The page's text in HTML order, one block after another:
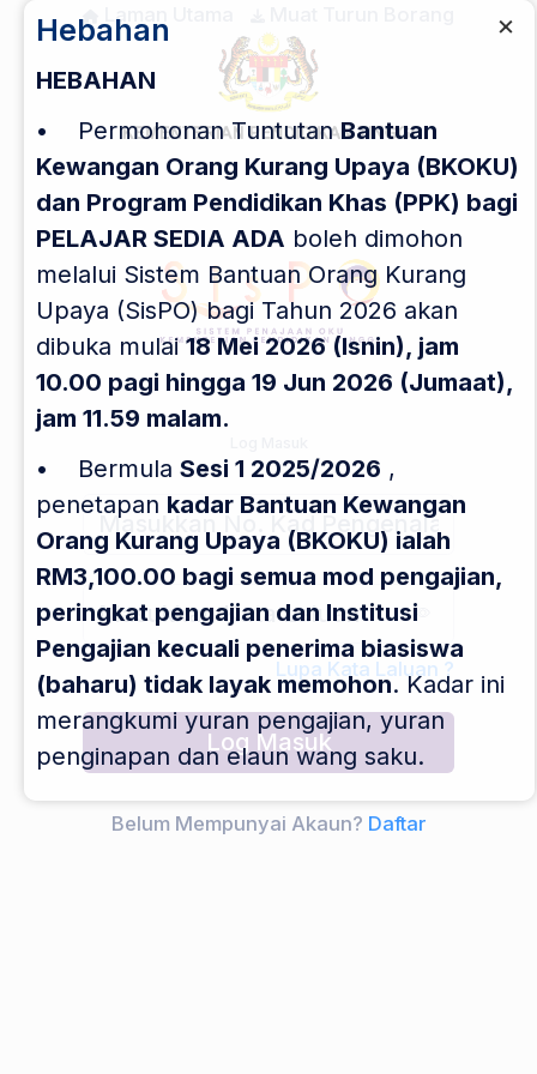
Laman Utama
Lupa Kata Laluan ?
Log Masuk
Belum Mempunyai Akaun? Daftar
×
Hebahan
HEBAHAN
• Permohonan TuntutanBantuan
Kewangan Orang Kurang Upaya (BKOKU)
dan Program Pendidikan Khas (PPK) bagi
PELAJAR SEDIA ADA boleh dimohon
melalui Sistem Bantuan Orang Kurang
Upaya (SisPO) bagi Tahun 2026 akan
dibuka mulai18 Mei 2026 (Isnin), jam
10.00 pagi hingga 19 Jun 2026 (Jumaat),
jam 11.59 malam.
• Bermula Sesi 1 2025/2026 ,
penetapan kadar Bantuan Kewangan
Orang Kurang Upaya (BKOKU) ialah
RM3,100.00 bagi semua mod pengajian,
peringkat pengajian dan Institusi
Pengajian kecuali penerima biasiswa
(baharu) tidak layak memohon. Kadar ini
merangkumi yuran pengajian, yuran
penginapan dan elaun wang saku.